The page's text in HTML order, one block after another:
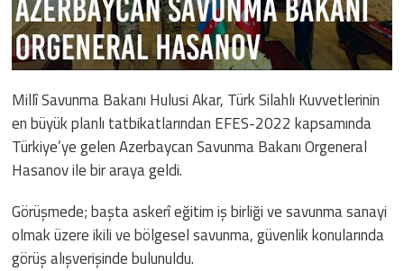
Millî Savunma Bakanı Hulusi Akar, Türk Silahlı Kuvvetlerinin
en büyük planlı tatbikatlarından EFES-2022 kapsamında
Türkiye’ye gelen Azerbaycan Savunma Bakanı Orgeneral
Hasanov ile bir araya geldi.
Görüşmede; başta askerî eğitim iş birliği ve savunma sanayi
olmak üzere ikili ve bölgesel savunma, güvenlik konularında
görüş alışverişinde bulunuldu.